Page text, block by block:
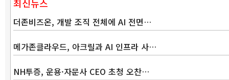
최신뉴스
더존비즈온, 개발 조직 전체에 AI 전면…
메가존클라우드, 아크릴과 AI 인프라 사…
NH투증, 운용·자문사 CEO 초청 오찬…